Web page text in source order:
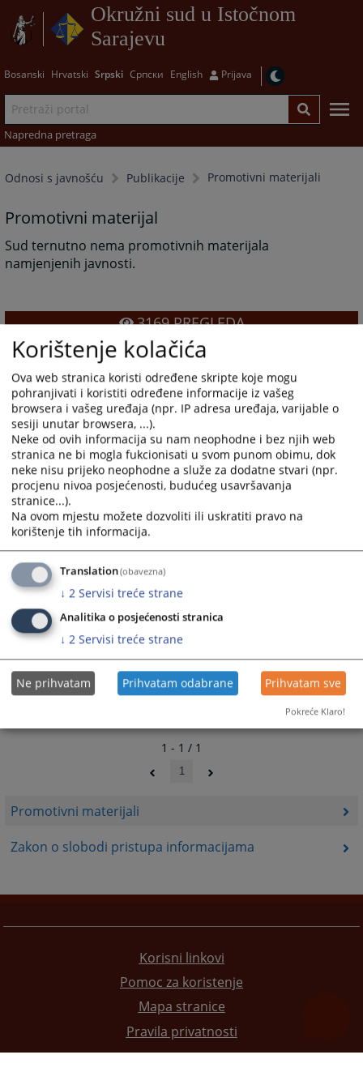
Okružni sud u Istočnom
Sarajevu
Bosanski Hrvatski Srpski Српски English Prijava
Napredna pretraga
Odnosi s javnošću Publikacije Promotivni materijali
Promotivni materijali
Zakon o slobodi pristupa informacijama
Promotivni materijal
Sud ternutno nema promotivnih materijala
namjenjenih javnosti.
3169PREGLEDA
1 - 1 / 1
1
Korisni linkovi
Pomoc za koristenje
Mapa stranice
Pravila privatnosti
Korištenje kolačića
Ova web stranica koristi određene skripte koje mogu
pohranjivati i koristiti određene informacije iz vašeg
browsera i vašeg uređaja (npr. IP adresa uređaja, varijable o
sesiji unutar browsera, ...).
Neke od ovih informacija su nam neophodne i bez njih web
stranica ne bi mogla fukcionisati u svom punom obimu, dok
neke nisu prijeko neophodne a služe za dodatne stvari (npr.
procjenu nivoa posjećenosti, budućeg usavršavanja
stranice...).
Na ovom mjestu možete dozvoliti ili uskratiti pravo na
korištenje tih informacija.
Translation(obavezna)
↓ 2 Servisi treće strane
Analitika o posjećenosti stranica
↓ 2 Servisi treće strane
Ne prihvatam Prihvatam odabrane Prihvatam sve
Pokreće Klaro!